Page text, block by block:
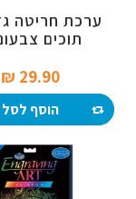
ערכת חריטה
תוכים
29.90 ₪‎
הוסף לסל